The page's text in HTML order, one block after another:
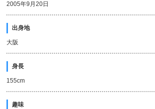
2005年9月20日
出身地
大阪
身長
155cm
趣味